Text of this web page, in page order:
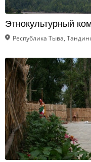
Этнокультурный
Республика Тыва,